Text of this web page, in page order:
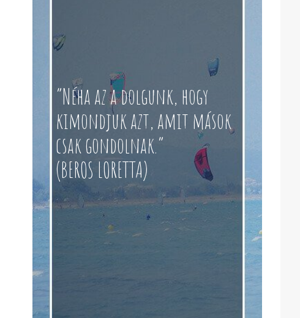
“Néha az a dolgunk, hogy
kimondjuk azt, amit mások
csak gondolnak.”
(BEROS LORETTA)